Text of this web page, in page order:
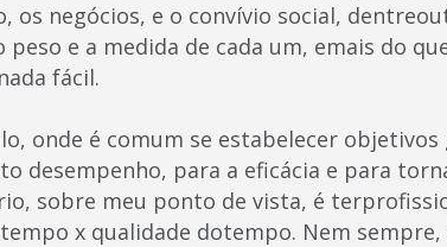
negócios, e o convívio social,
e a medida de cada um, emais do
fácil.
onde é comum se estabelecer objetivos
desempenho, para a eficácia e para
sobre meu ponto de vista, é
x qualidade dotempo. Nem